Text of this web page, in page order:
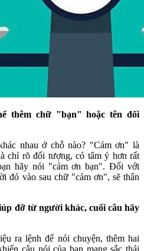
thêm chữ "bạn" hoặc tên đối
nhau ở chỗ nào? "Cảm ơn" là
chỉ rõ đối tượng, có tâm ý hơn rất
hãy nói "cảm ơn bạn". Đối với
đó vào sau chữ "cảm ơn", sẽ thân
đỡ từ người khác, cuối câu hãy
ra lệnh để nói chuyện, thêm hai
câu nói của bạn mang sắc thái